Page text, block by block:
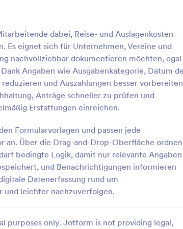
dabei, Reise- und Auslagenkosten
Es eignet sich für Unternehmen, Vereine und
nachvollziehbar dokumentieren möchten, egal
Angaben wie Ausgabenkategorie, Datum
und Auszahlungen besser
Anträge schneller zu prüfen und
Erstattungen einreichen.
Formularvorlagen und passen jede
an. Über die Drag-and-Drop-Oberfläche ordnen
bedingte Logik, damit nur relevante Angaben
und Benachrichtigungen informieren
Datenerfassung rund um
und leichter nachzuverfolgen.
purposes only. Jotform is not providing legal,
Antrag Auf Spesenrückerstattung
für
damit
sowie
:
Sammeln und verwalten Sie
Gesundheitsausgaben mit dem
Erstattungsantragsformular und
vereinfachen Sie die
die Bearbeitung für Verwaltung,
Personalabteilung und
Go to Category:
Aufnahmeformulare für
Kostenerstattungen
Vorlage verwenden